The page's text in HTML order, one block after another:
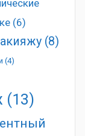
(6)
(8)
(4)
(13)